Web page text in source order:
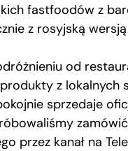
fastfoodów z
z rosyjską
od
z lokalnych
sprzedaje
przez kanał na